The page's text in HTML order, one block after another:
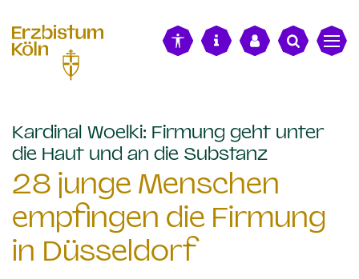
Kardinal Woelki: Firmung geht unter
die Haut und an die Substanz
28 junge Menschen
empfingen die Firmung
in Düsseldorf